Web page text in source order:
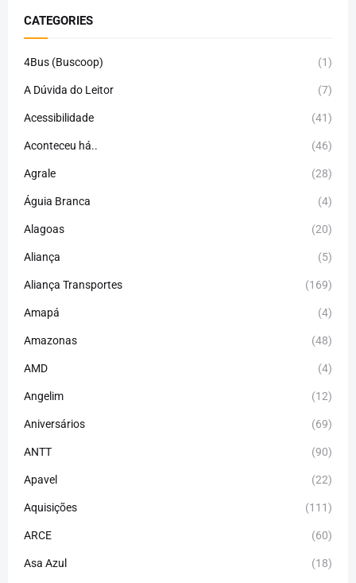
CATEGORIES
4Bus (Buscoop) (1)
A Dúvida do Leitor (7)
Acessibilidade (41)
Aconteceu há.. (46)
Agrale (28)
Águia Branca (4)
Alagoas (20)
Aliança (5)
Aliança Transportes (169)
Amapá (4)
Amazonas (48)
AMD (4)
Angelim (12)
Aniversários (69)
ANTT (90)
Apavel (22)
Aquisições (111)
ARCE (60)
Asa Azul (18)